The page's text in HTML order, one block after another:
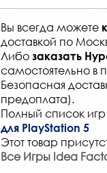
Вы всегда можете
доставкой по
Либо заказать
самостоятельно в
Безопасная
предоплата).
Полный список
для PlayStation 5
Этот товар
Все Игры Idea